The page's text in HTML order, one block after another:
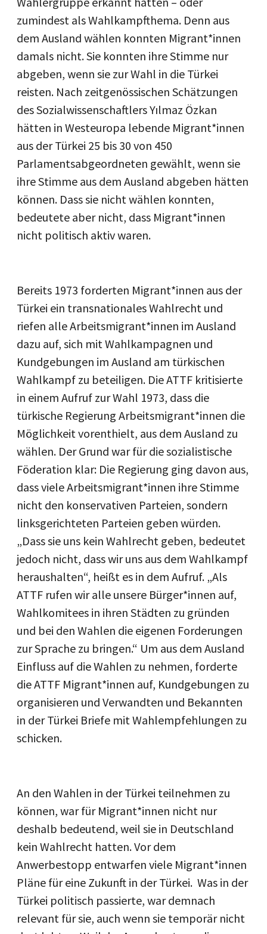
zumindest als Wahlkampfthema. Denn aus
dem Ausland wählen konnten Migrant*innen
damals nicht. Sie konnten ihre Stimme nur
abgeben, wenn sie zur Wahl in die Türkei
reisten. Nach zeitgenössischen Schätzungen
des Sozialwissenschaftlers Yılmaz Özkan
hätten in Westeuropa lebende Migrant*innen
aus der Türkei 25 bis 30 von 450
Parlamentsabgeordneten gewählt, wenn sie
ihre Stimme aus dem Ausland abgeben hätten
können. Dass sie nicht wählen konnten,
bedeutete aber nicht, dass Migrant*innen
nicht politisch aktiv waren.
Bereits 1973 forderten Migrant*innen aus der
Türkei ein transnationales Wahlrecht und
riefen alle Arbeitsmigrant*innen im Ausland
dazu auf, sich mit Wahlkampagnen und
Kundgebungen im Ausland am türkischen
Wahlkampf zu beteiligen. Die ATTF kritisierte
in einem Aufruf zur Wahl 1973, dass die
türkische Regierung Arbeitsmigrant*innen die
Möglichkeit vorenthielt, aus dem Ausland zu
wählen. Der Grund war für die sozialistische
Föderation klar: Die Regierung ging davon aus,
dass viele Arbeitsmigrant*innen ihre Stimme
nicht den konservativen Parteien, sondern
linksgerichteten Parteien geben würden.
„Dass sie uns kein Wahlrecht geben, bedeutet
jedoch nicht, dass wir uns aus dem Wahlkampf
heraushalten“, heißt es in dem Aufruf. „Als
ATTF rufen wir alle unsere Bürger*innen auf,
Wahlkomitees in ihren Städten zu gründen
und bei den Wahlen die eigenen Forderungen
zur Sprache zu bringen.“ Um aus dem Ausland
Einfluss auf die Wahlen zu nehmen, forderte
die ATTF Migrant*innen auf, Kundgebungen zu
organisieren und Verwandten und Bekannten
in der Türkei Briefe mit Wahlempfehlungen zu
schicken.
An den Wahlen in der Türkei teilnehmen zu
können, war für Migrant*innen nicht nur
deshalb bedeutend, weil sie in Deutschland
kein Wahlrecht hatten. Vor dem
Anwerbestopp entwarfen viele Migrant*innen
Pläne für eine Zukunft in der Türkei. Was in der
Türkei politisch passierte, war demnach
relevant für sie, auch wenn sie temporär nicht